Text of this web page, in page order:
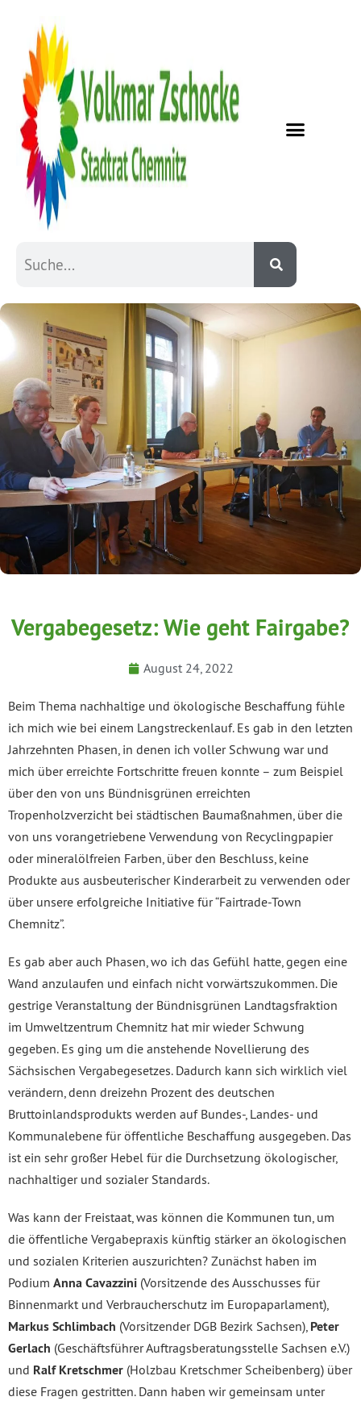
Vergabegesetz: Wie geht Fairgabe?
August 24, 2022
Beim Thema nachhaltige und ökologische Beschaffung fühle
ich mich wie bei einem Langstreckenlauf. Es gab in den letzten
Jahrzehnten Phasen, in denen ich voller Schwung war und
mich über erreichte Fortschritte freuen konnte – zum Beispiel
über den von uns Bündnisgrünen erreichten
Tropenholzverzicht bei städtischen Baumaßnahmen, über die
von uns vorangetriebene Verwendung von Recyclingpapier
oder mineralölfreien Farben, über den Beschluss, keine
Produkte aus ausbeuterischer Kinderarbeit zu verwenden oder
über unsere erfolgreiche Initiative für “Fairtrade-Town
Chemnitz”.
Es gab aber auch Phasen, wo ich das Gefühl hatte, gegen eine
Wand anzulaufen und einfach nicht vorwärtszukommen. Die
gestrige Veranstaltung der Bündnisgrünen Landtagsfraktion
im Umweltzentrum Chemnitz hat mir wieder Schwung
gegeben. Es ging um die anstehende Novellierung des
Sächsischen Vergabegesetzes. Dadurch kann sich wirklich viel
verändern, denn dreizehn Prozent des deutschen
Bruttoinlandsprodukts werden auf Bundes-, Landes- und
Kommunalebene für öffentliche Beschaffung ausgegeben. Das
ist ein sehr großer Hebel für die Durchsetzung ökologischer,
nachhaltiger und sozialer Standards.
Was kann der Freistaat, was können die Kommunen tun, um
die öffentliche Vergabepraxis künftig stärker an ökologischen
und sozialen Kriterien auszurichten? Zunächst haben im
Podium Anna Cavazzini (Vorsitzende des Ausschusses für
Binnenmarkt und Verbraucherschutz im Europaparlament),
Markus Schlimbach (Vorsitzender DGB Bezirk Sachsen), Peter
Gerlach (Geschäftsführer Auftragsberatungsstelle Sachsen e.V.)
und Ralf Kretschmer (Holzbau Kretschmer Scheibenberg) über
diese Fragen gestritten. Dann haben wir gemeinsam unter